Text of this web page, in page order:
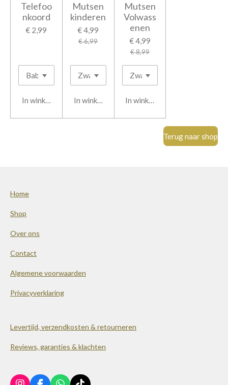
Telefoo
nkoord
€ 2,99
In winkelwagen
Mutsen
kinderen
€ 4,99
€ 6,99
In winkelwagen
Mutsen
Volwass
enen
€ 4,99
€ 8,99
In winkelwagen
Terug naar shop
Home
Shop
Over ons
Contact
Algemene voorwaarden
Privacyverklaring
Levertijd, verzendkosten & retourneren
Reviews, garanties & klachten